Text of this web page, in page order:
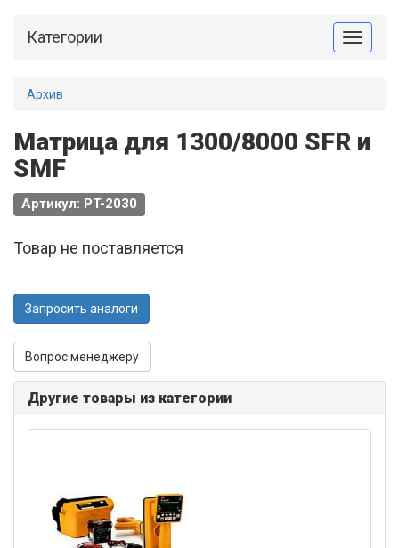
Toggle
Категории
Архив
Матрица для 1300/8000 SFR и
SMF
Артикул: PT-2030
Товар не поставляется
Запросить аналоги
Вопрос менеджеру
Другие товары из категории